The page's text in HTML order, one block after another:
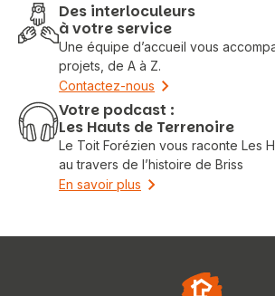
Des interloculeurs
à votre service
Une équipe d’accueil vous
projets, de A à Z.
Contactez-nous
Votre podcast :
Les Hauts de Terrenoire
Le Toit Forézien vous raconte Les
au travers de l’histoire de Briss
En savoir plus